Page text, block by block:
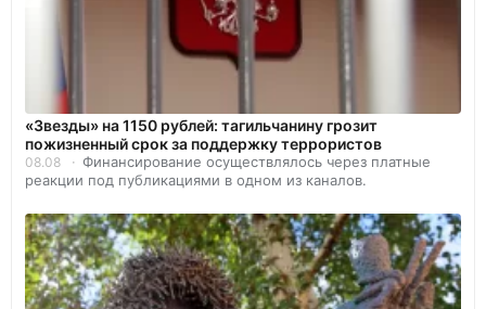
«Звезды» на 1150 рублей: тагильчанину грозит
пожизненный срок за поддержку террористов
08.08
Финансирование осуществлялось через платные
реакции под публикациями в одном из каналов.